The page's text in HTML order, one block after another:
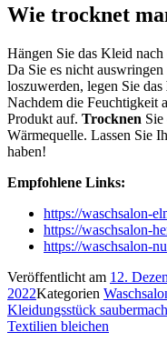
Wie trocknet
Hängen Sie das Kleid
Da Sie es nicht
loszuwerden, legen Sie das
Nachdem die Feuchtigkeit
Produkt auf. Trocknen
Wärmequelle. Lassen Sie
haben!
Empfohlene Links:
https://waschsalon-
https://waschsalon-
https://waschsalon-
Veröffentlicht am 12.
2022Kategorien
Kleidungsstück
Textilien bleichen